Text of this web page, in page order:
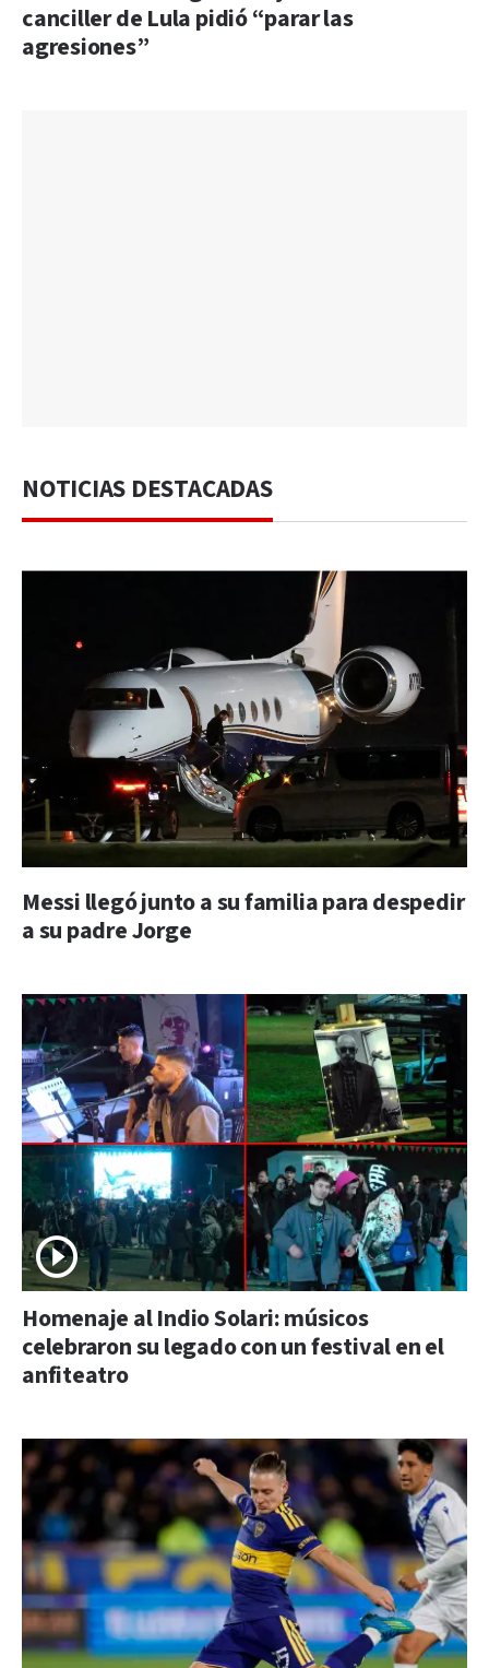
canciller de Lula pidió “parar las
agresiones”
NOTICIAS DESTACADAS
Messi llegó junto a su familia para despedir
a su padre Jorge
Homenaje al Indio Solari: músicos
celebraron su legado con un festival en el
anfiteatro